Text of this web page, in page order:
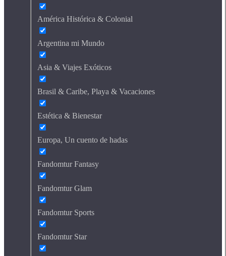
América Histórica & Colonial
Argentina mi Mundo
Asia & Viajes Exóticos
Brasil & Caribe, Playa & Vacaciones
Estética & Bienestar
Europa, Un cuento de hadas
Fandomtur Fantasy
Fandomtur Glam
Fandomtur Sports
Fandomtur Star